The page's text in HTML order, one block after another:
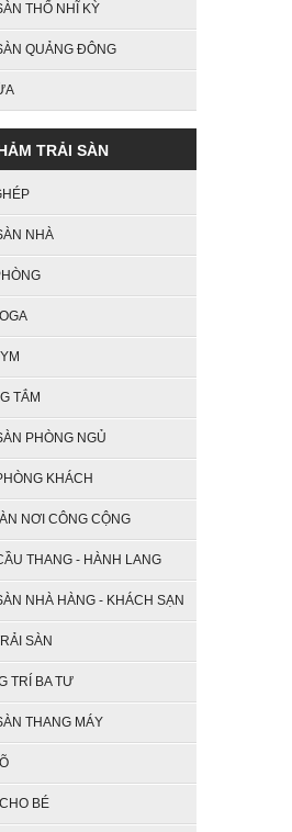
THỔ NHĨ KỲ
QUẢNG ĐÔNG
TRẢI SÀN
NHÀ
TẮM
PHÒNG NGỦ
KHÁCH
NƠI CÔNG CỘNG
THANG - HÀNH LANG
NHÀ HÀNG - KHÁCH SẠN
SÀN
TRÍ BA TƯ
THANG MÁY
BÉ